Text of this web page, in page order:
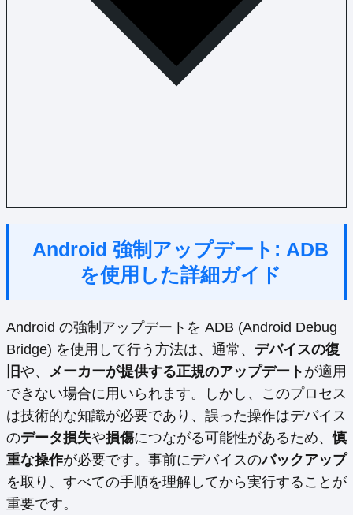
Android 強制アップデート: ADB
を使用した詳細ガイド
Android の強制アップデートを ADB (Android Debug
Bridge) を使用して行う方法は、通常、 デバイスの復
旧や、 メーカーが提供する正規のアップデート が適用
できない場合に用いられます。しかし、このプロセス
は技術的な知識が必要であり、誤った操作はデバイス
のデータ損失や損傷につながる可能性があるため、慎
重な操作が必要です。事前にデバイスのバックアップ
を取り、すべての手順を理解してから実行することが
重要です。